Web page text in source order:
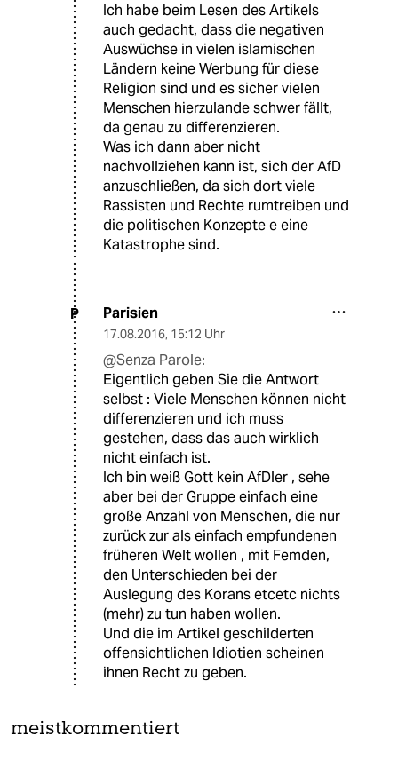
Ich habe beim Lesen des Artikels
auch gedacht, dass die negativen
Auswüchse in vielen islamischen
Ländern keine Werbung für diese
Religion sind und es sicher vielen
Menschen hierzulande schwer fällt,
da genau zu differenzieren.
Was ich dann aber nicht
nachvollziehen kann ist, sich der AfD
anzuschließen, da sich dort viele
Rassisten und Rechte rumtreiben und
die politischen Konzepte e eine
Katastrophe sind.
P Parisien
17.08.2016, 15:12 Uhr
@Senza Parole:
Eigentlich geben Sie die Antwort
selbst : Viele Menschen können nicht
differenzieren und ich muss
gestehen, dass das auch wirklich
nicht einfach ist.
Ich bin weiß Gott kein AfDler , sehe
aber bei der Gruppe einfach eine
große Anzahl von Menschen, die nur
zurück zur als einfach empfundenen
früheren Welt wollen , mit Femden,
den Unterschieden bei der
Auslegung des Korans etcetc nichts
(mehr) zu tun haben wollen.
Und die im Artikel geschilderten
offensichtlichen Idiotien scheinen
ihnen Recht zu geben.
meistkommentiert